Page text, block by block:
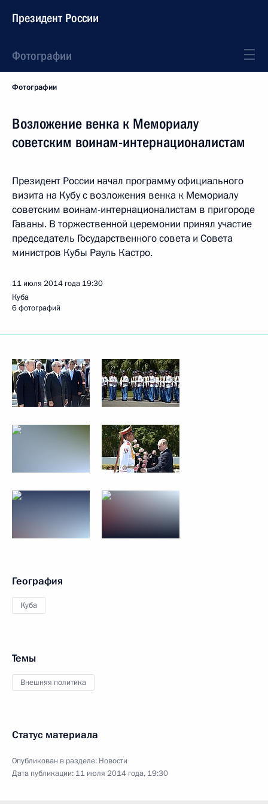
Президент России
Фотографии
Фотографии
Возложение венка к Мемориалу
советским воинам-интернационалистам
Президент России начал программу официального
визита на Кубу с возложения венка к Мемориалу
советским воинам-интернационалистам в пригороде
Гаваны. В торжественной церемонии принял участие
председатель Государственного совета и Совета
министров Кубы Рауль Кастро.
11 июля 2014 года 19:30
Куба
6 фотографий
География
Куба
Темы
Внешняя политика
Статус материала
Опубликован в разделе: Новости
Дата публикации: 11 июля 2014 года, 19:30